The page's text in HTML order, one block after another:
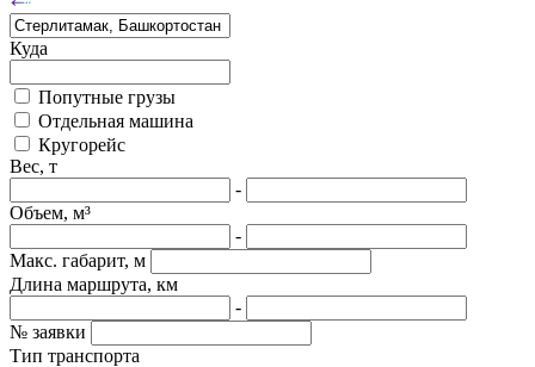
Куда
Попутные грузы
Отдельная машина
Кругорейс
Вес, т
-
Объем, м³
-
Макс. габарит, м
Длина маршрута, км
-
№ заявки
Тип транспорта